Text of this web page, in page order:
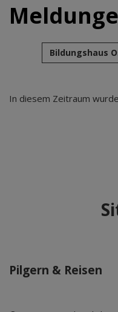
Bildungshaus
In diesem Zeitraum
Pilgern & Reisen